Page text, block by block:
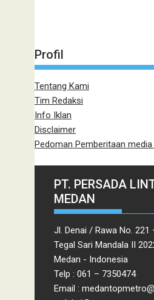
Profil
Tentang Kami
Tim Redaksi
Info Iklan
Disclaimer
Pedoman Pemberitaan media
PT. PERSADA
MEDAN
Jl. Denai / Rawa No. 221
Tegal Sari Mandala II
Medan - Indonesia
Telp : 061 – 7350474
Email :